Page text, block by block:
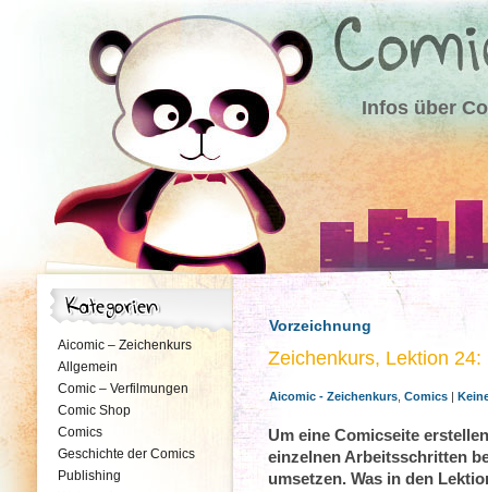
Infos über
Aicomic – Zeichenkurs
Allgemein
Comic – Verfilmungen
Comic Shop
Comics
Geschichte der Comics
Publishing
Vorzeichnung
Zeichenkurs, Lektion
Aicomic - Zeichenkurs Comics |
Um eine Comicseite
einzelnen Arbeitsschritten
umsetzen. Was in den